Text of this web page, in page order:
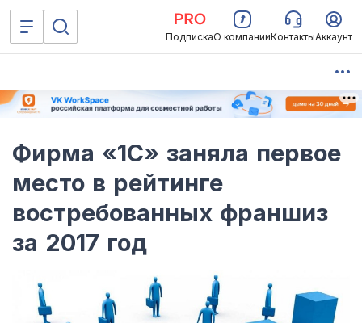
ПодпискаО компанииКонтактыАккаунт
Фирма «1С» заняла первое
место в рейтинге
востребованных франшиз
за 2017 год